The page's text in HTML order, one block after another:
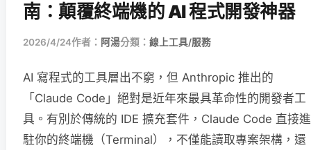
南：顛覆終端機的 AI 程式開發神器
2026/4/24作者： 阿湯分類： 線上工具/服務
AI 寫程式的工具層出不窮，但 Anthropic 推出的
「Claude Code」絕對是近年來最具革命性的開發者工
具。有別於傳統的 IDE 擴充套件，Claude Code 直接進
駐你的終端機（Terminal），不僅能讀取專案架構，還